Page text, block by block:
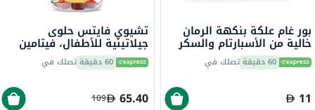
بور غام علكة بنكهة الرمان
خالية من الأسبارتام والسكر
مع إكسيليتول، 9 قطع
60 دقيقة تصلك في
11
تشيوي فايتس حلوى
جيلاتينية للأطفال، فيتامين
D3 ـ 400 وحدة دولية، 60
قطعة 60 دقيقة تصلك في
65.40
109